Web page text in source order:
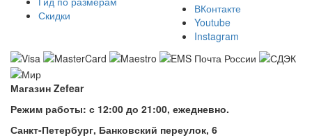
Скидки
ВКонтакте
Youtube
Instagram
Магазин Zefear
Режим работы: с 12:00 до 21:00, ежедневно.
Санкт-Петербург, Банковский переулок, 6